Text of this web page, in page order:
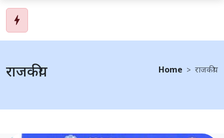
bolt
राजकीय Home राजकीय